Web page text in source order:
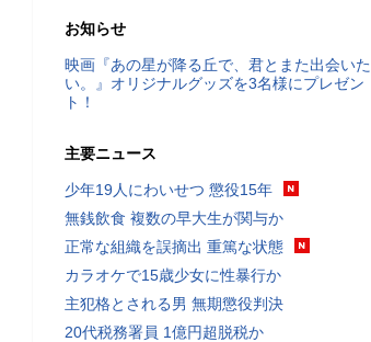
お知らせ
映画『あの星が降る丘で、君とまた出会いた
い。』オリジナルグッズを3名様にプレゼン
ト！
主要ニュース
少年19人にわいせつ 懲役15年
無銭飲食 複数の早大生が関与か
正常な組織を誤摘出 重篤な状態
カラオケで15歳少女に性暴行か
主犯格とされる男 無期懲役判決
20代税務署員 1億円超脱税か